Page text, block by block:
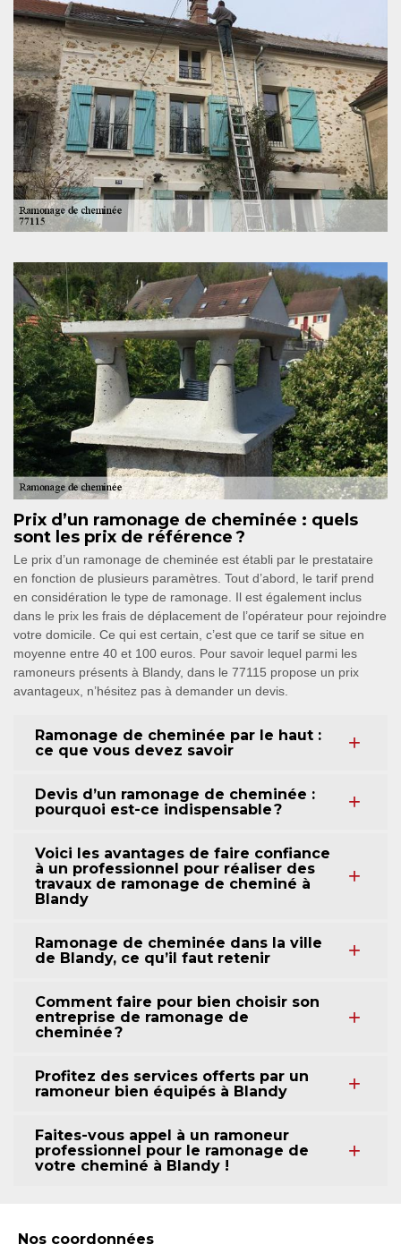
Prix d’un ramonage de cheminée : quels
sont les prix de référence ?
Le prix d’un ramonage de cheminée est établi par le prestataire
en fonction de plusieurs paramètres. Tout d’abord, le tarif prend
en considération le type de ramonage. Il est également inclus
dans le prix les frais de déplacement de l’opérateur pour rejoindre
votre domicile. Ce qui est certain, c’est que ce tarif se situe en
moyenne entre 40 et 100 euros. Pour savoir lequel parmi les
ramoneurs présents à Blandy, dans le 77115 propose un prix
avantageux, n’hésitez pas à demander un devis.
Ramonage de cheminée par le haut :
ce que vous devez savoir
Devis d’un ramonage de cheminée :
pourquoi est-ce indispensable ?
Voici les avantages de faire confiance
à un professionnel pour réaliser des
travaux de ramonage de cheminé à
Blandy
Ramonage de cheminée dans la ville
de Blandy, ce qu’il faut retenir
Comment faire pour bien choisir son
entreprise de ramonage de
cheminée ?
Profitez des services offerts par un
ramoneur bien équipés à Blandy
Faites-vous appel à un ramoneur
professionnel pour le ramonage de
votre cheminé à Blandy !
Nos coordonnées